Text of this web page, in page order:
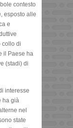
contesto
esposto alle
e
collo di
il Paese ha
(stadi) di
interesse
ha già
nel
state